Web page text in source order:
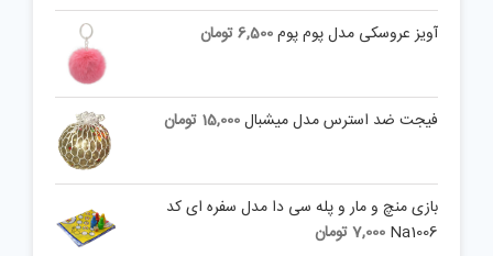
آویز عروسکی مدل پوم پوم6,500تومان
فیجت ضد استرس مدل میشبال15,000 تومان
بازی منچ و مار و پله سی دا مدل سفره ای کد
Na1006
7,000تومان